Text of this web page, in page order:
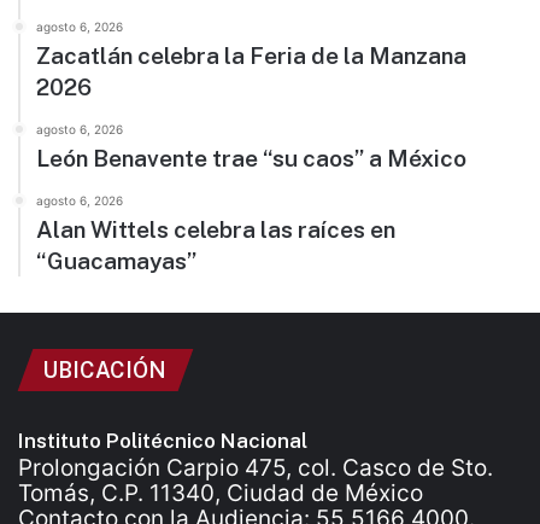
agosto 6, 2026
Zacatlán celebra la Feria de la Manzana
2026
agosto 6, 2026
León Benavente trae “su caos” a México
agosto 6, 2026
Alan Wittels celebra las raíces en
“Guacamayas”
UBICACIÓN
Instituto Politécnico Nacional
Prolongación Carpio 475, col. Casco de Sto.
Tomás, C.P. 11340, Ciudad de México